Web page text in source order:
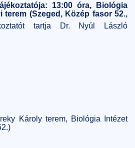
13:00 óra, Biológia
terem (Szeged, Közép fasor 52.,
tartja Dr. Nyúl László
Károly terem, Biológia Intézet